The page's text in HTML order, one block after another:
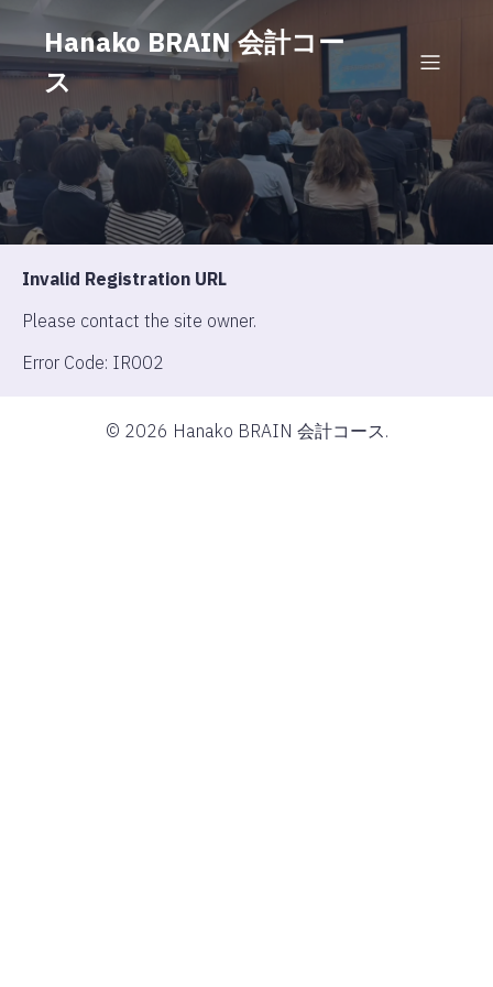
Hanako BRAIN 会計コー
ス
Invalid Registration URL
Please contact the site owner.
Error Code: IR002
© 2026 Hanako BRAIN 会計コース.